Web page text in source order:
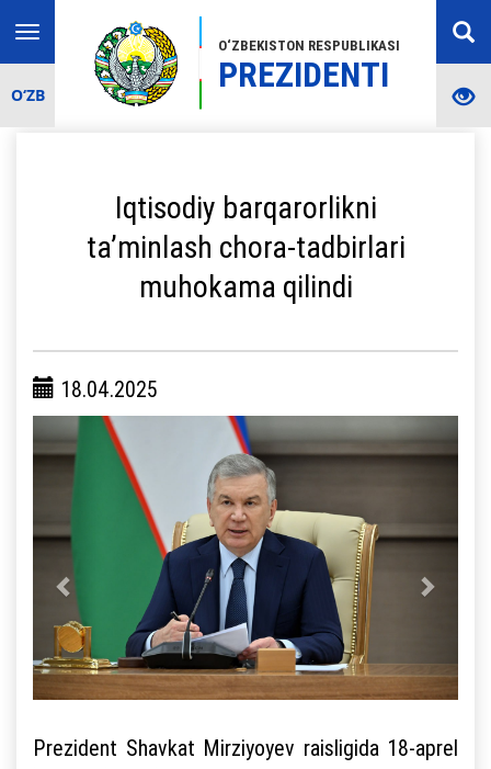
O‘ZBEKISTON RESPUBLIKASI
PREZIDENTI
Toggle
navigation
O‘ZB
Iqtisodiy barqarorlikni
ta’minlash chora-tadbirlari
muhokama qilindi
18.04.2025
Prezident Shavkat Mirziyoyev raisligida 18-aprel